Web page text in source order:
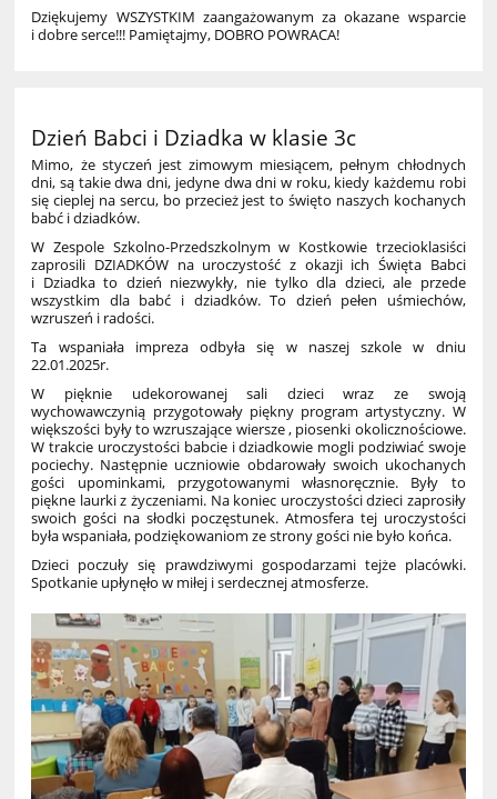
Dziękujemy WSZYSTKIM zaangażowanym za okazane wsparcie
i dobre serce!!! Pamiętajmy, DOBRO POWRACA!
Dzień Babci i Dziadka w klasie 3c
Mimo, że styczeń jest zimowym miesiącem, pełnym chłodnych
dni, są takie dwa dni, jedyne dwa dni w roku, kiedy każdemu robi
się cieplej na sercu, bo przecież jest to święto naszych kochanych
babć i dziadków.
W Zespole Szkolno-Przedszkolnym w Kostkowie trzecioklasiści
zaprosili DZIADKÓW na uroczystość z okazji ich Święta Babci
i Dziadka to dzień niezwykły, nie tylko dla dzieci, ale przede
wszystkim dla babć i dziadków. To dzień pełen uśmiechów,
wzruszeń i radości.
Ta wspaniała impreza odbyła się w naszej szkole w dniu
22.01.2025r.
W pięknie udekorowanej sali dzieci wraz ze swoją
wychowawczynią przygotowały piękny program artystyczny. W
większości były to wzruszające wiersze , piosenki okolicznościowe.
W trakcie uroczystości babcie i dziadkowie mogli podziwiać swoje
pociechy. Następnie uczniowie obdarowały swoich ukochanych
gości upominkami, przygotowanymi własnoręcznie. Były to
piękne laurki z życzeniami. Na koniec uroczystości dzieci zaprosiły
swoich gości na słodki poczęstunek. Atmosfera tej uroczystości
była wspaniała, podziękowaniom ze strony gości nie było końca.
Dzieci poczuły się prawdziwymi gospodarzami tejże placówki.
Spotkanie upłynęło w miłej i serdecznej atmosferze.